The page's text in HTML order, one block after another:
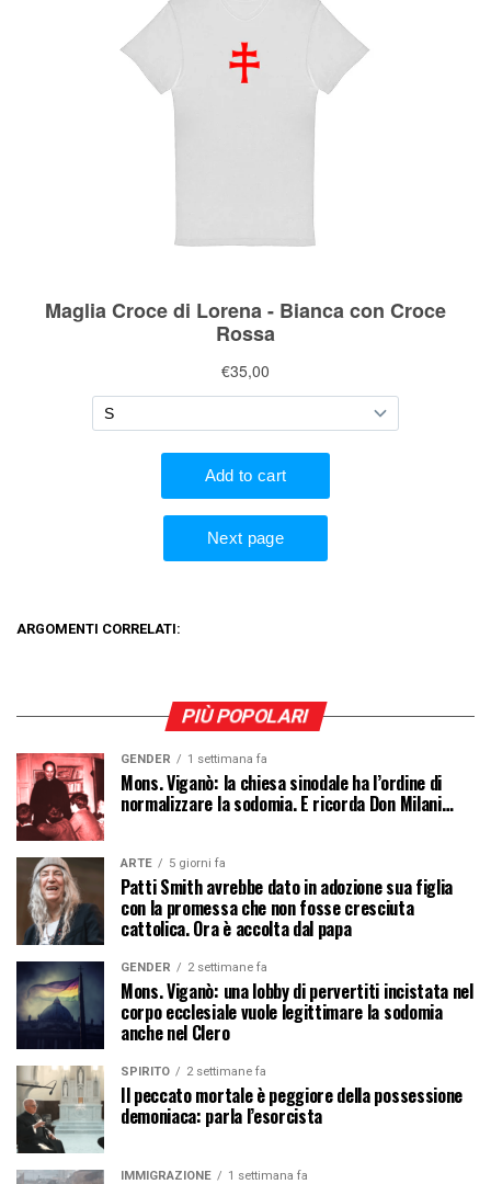
ARGOMENTI CORRELATI:
PIÙ POPOLARI
GENDER 1 settimana fa
Mons. Viganò: la chiesa sinodale ha l’ordine di
normalizzare la sodomia. E ricorda Don Milani…
ARTE 5 giorni fa
Patti Smith avrebbe dato in adozione sua figlia
con la promessa che non fosse cresciuta
cattolica. Ora è accolta dal papa
GENDER 2 settimane fa
Mons. Viganò: una lobby di pervertiti incistata nel
corpo ecclesiale vuole legittimare la sodomia
anche nel Clero
SPIRITO 2 settimane fa
Il peccato mortale è peggiore della possessione
demoniaca: parla l’esorcista
IMMIGRAZIONE 1 settimana fa